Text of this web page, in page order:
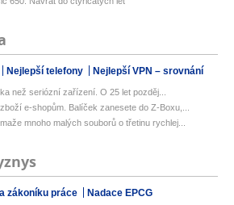
Nejlepší telefony Nejlepší VPN – srovnání
než seriózní zařízení. O 25 let pozděj...
e-shopům. Balíček zanesete do Z-Boxu,...
mnoho malých souborů o třetinu rychlej...
zákoníku práce Nadace EPCG